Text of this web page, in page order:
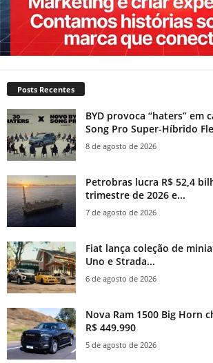
Posts Recentes
BYD provoca “haters” em
Song Pro Super-Híbrido
8 de agosto de 2026
Petrobras lucra R$ 52,4
trimestre de 2026 e...
7 de agosto de 2026
Fiat lança coleção de
Uno e Strada...
6 de agosto de 2026
Nova Ram 1500 Big Horn
R$ 449.990
5 de agosto de 2026